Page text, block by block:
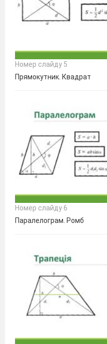
Номер слайду 5
Прямокутник. Квадрат
Номер слайду 6
Паралелограм. Ромб